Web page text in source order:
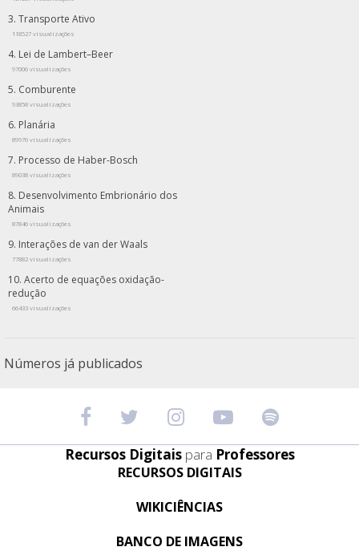
Transporte Ativo
118527 visualizações
Lei de Lambert–Beer
97006 visualizações
Comburente
93858 visualizações
Planária
89976 visualizações
Processo de Haber-Bosch
89038 visualizações
Desenvolvimento Embrionário dos
Animais
87846 visualizações
Interações de van der Waals
77882 visualizações
Acerto de equações oxidação-
redução
66433 visualizações
Números já publicados
Recursos Digitais para Professores
RECURSOS DIGITAIS
WIKICIÊNCIAS
BANCO DE IMAGENS